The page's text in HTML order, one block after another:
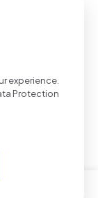
experience.
Protection